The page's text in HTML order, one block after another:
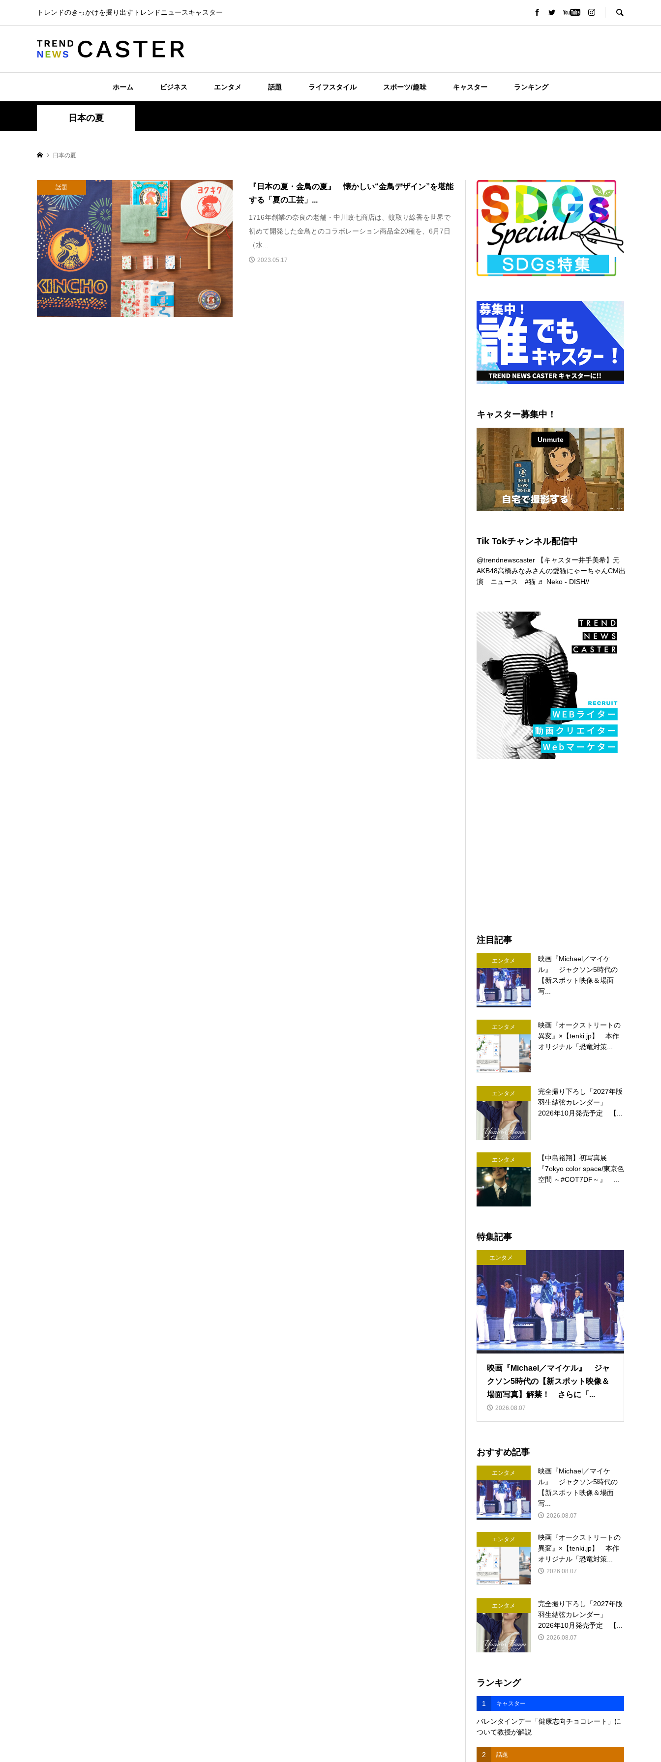
トレンドのきっかけを掘り出すトレンドニュースキャスター
ホーム ビジネス エンタメ 話題 ライフスタイル スポーツ/趣味 キャスター ランキング
日本の夏
日本の夏
話題
『日本の夏・金鳥の夏』 懐かしい“金鳥デザイン”を堪能
する「夏の工芸」...
1716年創業の奈良の老舗・中川政七商店は、蚊取り線香を世界で
初めて開発した金鳥とのコラボレーション商品全20種を、6月7日
（水...
2023.05.17
キャスター募集中！
Tik Tokチャンネル配信中
@trendnewscaster 【キャスター井手美希】元
AKB48高橋みなみさんの愛猫にゃーちゃんCM出
演 ニュース#猫 ♬ Neko - DISH//
注目記事
エンタメ
映画『Michael／マイケ
ル』 ジャクソン5時代の
【新スポット映像＆場面
写...
エンタメ
映画『オークストリートの
異変』×【tenki.jp】 本作
オリジナル「恐竜対策...
エンタメ
完全撮り下ろし「2027年版
羽生結弦カレンダー」
2026年10月発売予定 【...
エンタメ
【中島裕翔】初写真展
『7okyo color space/東京色
空間 ～#COT7DF～』 ...
特集記事
エンタメ
映画『Michael／マイケル』 ジャ
クソン5時代の【新スポット映像＆
場面写真】解禁！ さらに「...
2026.08.07
おすすめ記事
エンタメ
映画『Michael／マイケ
ル』 ジャクソン5時代の
【新スポット映像＆場面
写...
2026.08.07
エンタメ
映画『オークストリートの
異変』×【tenki.jp】 本作
オリジナル「恐竜対策...
2026.08.07
エンタメ
完全撮り下ろし「2027年版
羽生結弦カレンダー」
2026年10月発売予定 【...
2026.08.07
ランキング
1 キャスター
バレンタインデー「健康志向チョコレート」に
ついて教授が解説
2 話題